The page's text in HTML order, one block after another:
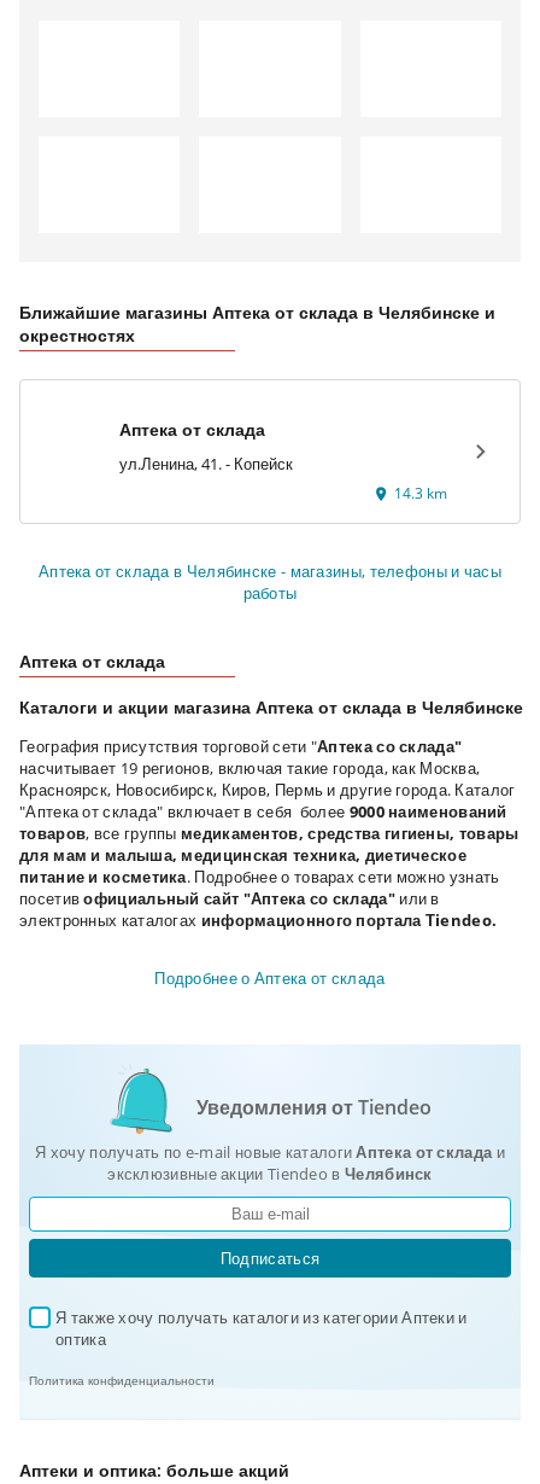
Ближайшие магазины Аптека от склада в Челябинске и
окрестностях
Аптека от склада
ул.Ленина, 41. - Копейск
14.3 km
Аптека от склада в Челябинске - магазины, телефоны и часы
работы
Аптека от склада
Каталоги и акции магазина Аптека от склада в Челябинске
География присутствия торговой сети "Аптека со склада"
насчитывает 19 регионов, включая такие города, как Москва,
Красноярск, Новосибирск, Киров, Пермь и другие города. Каталог
"Аптека от склада" включает в себя более 9000 наименований
товаров, все группы медикаментов, средства гигиены, товары
для мам и малыша, медицинская техника, диетическое
питание и косметика. Подробнее о товарах сети можно узнать
посетивофициальный сайт "Аптека со склада"или в
электронных каталогах информационного портала Тiendeo.
Подробнее о Аптека от склада
Уведомления от Tiendeo
Я хочу получать по e-mail новые каталогиАптека от складаи
эксклюзивные акции Tiendeo в Челябинск
Подписаться
Я также хочу получать каталоги из категории Аптеки и
оптика
Политика конфиденциальности
Аптеки и оптика: больше акций